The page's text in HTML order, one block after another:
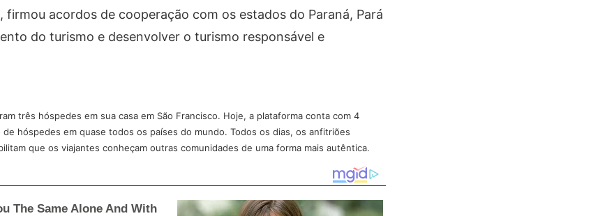
acordos de cooperação com os estados do Paraná, Pará
do turismo e desenvolver o turismo responsável e
três hóspedes em sua casa em São Francisco. Hoje, a plataforma conta com 4
hóspedes em quase todos os países do mundo. Todos os dias, os anfitriões
que os viajantes conheçam outras comunidades de uma forma mais autêntica.